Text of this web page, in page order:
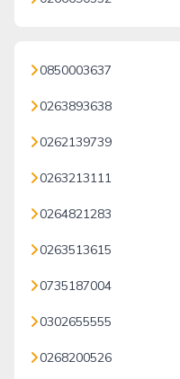
0850003637
0263893638
0262139739
0263213111
0264821283
0263513615
0735187004
0302655555
0268200526